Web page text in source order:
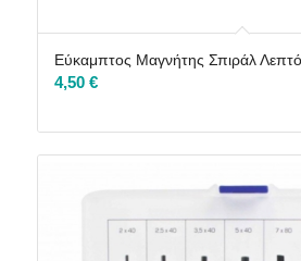
Εύκαμπτος Μαγνήτης Σπιράλ
4,50 €